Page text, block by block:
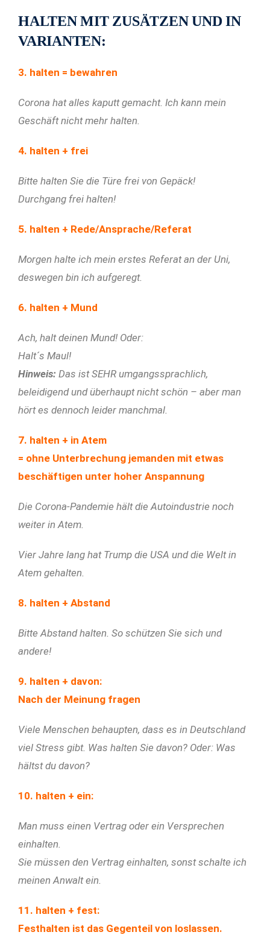
HALTEN MIT ZUSÄTZEN UND IN
VARIANTEN:
3. halten = bewahren
Corona hat alles kaputt gemacht. Ich kann mein
Geschäft nicht mehr halten.
4. halten + frei
Bitte halten Sie die Türe frei von Gepäck!
Durchgang frei halten!
5. halten + Rede/Ansprache/Referat
Morgen halte ich mein erstes Referat an der Uni,
deswegen bin ich aufgeregt.
6. halten + Mund
Ach, halt deinen Mund! Oder:
Halt´s Maul!
Hinweis: Das ist SEHR umgangssprachlich,
beleidigend und überhaupt nicht schön – aber man
hört es dennoch leider manchmal.
7. halten + in Atem
= ohne Unterbrechung jemanden mit etwas
beschäftigen unter hoher Anspannung
Die Corona-Pandemie hält die Autoindustrie noch
weiter in Atem.
Vier Jahre lang hat Trump die USA und die Welt in
Atem gehalten.
8. halten + Abstand
Bitte Abstand halten. So schützen Sie sich und
andere!
9. halten + davon:
Nach der Meinung fragen
Viele Menschen behaupten, dass es in Deutschland
viel Stress gibt. Was halten Sie davon? Oder: Was
hältst du davon?
10. halten + ein:
Man muss einen Vertrag oder ein Versprechen
einhalten.
Sie müssen den Vertrag einhalten, sonst schalte ich
meinen Anwalt ein.
11. halten + fest:
Festhalten ist das Gegenteil von loslassen.